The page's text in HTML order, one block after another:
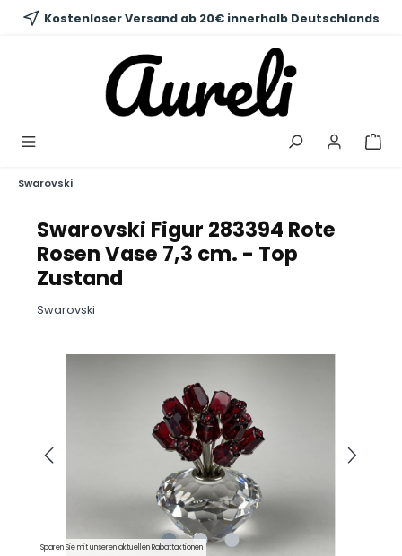
springen
Kostenloser Versand ab 20€ innerhalb Deutschlands
Swarovski
Swarovski Figur 283394 Rote
Rosen Vase 7,3 cm. - Top
Zustand
Swarovski
Sparen Sie mit unseren aktuellen Rabattaktionen